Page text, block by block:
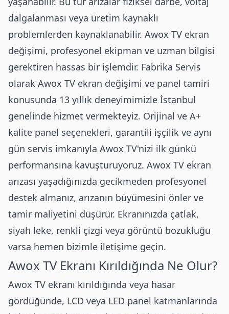
dalgalanması veya üretim kaynaklı
problemlerden kaynaklanabilir. Awox TV ekran
değişimi, profesyonel ekipman ve uzman bilgisi
gerektiren hassas bir işlemdir. Fabrika Servis
olarak Awox TV ekran değişimi ve panel tamiri
konusunda 13 yıllık deneyimimizle İstanbul
genelinde hizmet vermekteyiz. Orijinal ve A+
kalite panel seçenekleri, garantili işçilik ve aynı
gün servis imkanıyla Awox TV'nizi ilk günkü
performansına kavuşturuyoruz. Awox TV ekran
arızası yaşadığınızda gecikmeden profesyonel
destek almanız, arızanın büyümesini önler ve
tamir maliyetini düşürür. Ekranınızda çatlak,
siyah leke, renkli çizgi veya görüntü bozukluğu
varsa hemen bizimle iletişime geçin.
Awox TV Ekranı Kırıldığında Ne Olur?
Awox TV ekranı kırıldığında veya hasar
gördüğünde, LCD veya LED panel katmanlarında